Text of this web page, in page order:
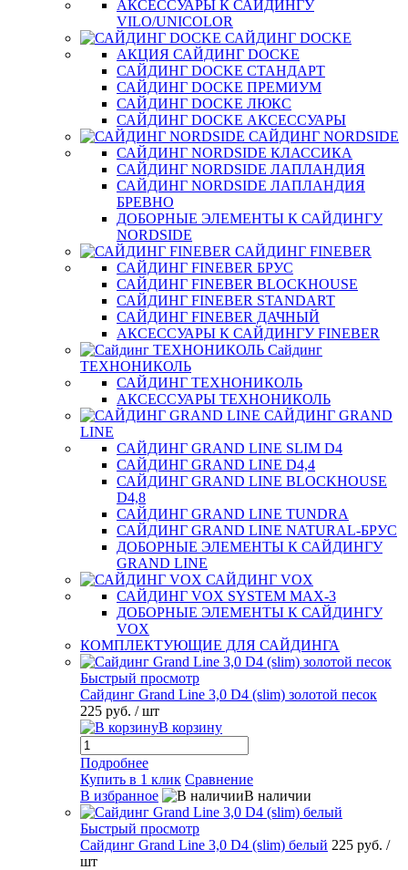
АКСЕССУАРЫ К САЙДИНГУ
VILO/UNICOLOR
САЙДИНГ DOCKE
АКЦИЯ САЙДИНГ DOCKE
САЙДИНГ DOCKE СТАНДАРТ
САЙДИНГ DOCKE ПРЕМИУМ
САЙДИНГ DOCKE ЛЮКС
САЙДИНГ DOCKE АКСЕССУАРЫ
САЙДИНГ NORDSIDE
САЙДИНГ NORDSIDE КЛАССИКА
САЙДИНГ NORDSIDE ЛАПЛАНДИЯ
САЙДИНГ NORDSIDE ЛАПЛАНДИЯ
БРЕВНО
ДОБОРНЫЕ ЭЛЕМЕНТЫ К САЙДИНГУ
NORDSIDE
САЙДИНГ FINEBER
САЙДИНГ FINEBER БРУС
САЙДИНГ FINEBER BLOCKHOUSE
САЙДИНГ FINEBER STANDART
САЙДИНГ FINEBER ДАЧНЫЙ
АКСЕССУАРЫ К САЙДИНГУ FINEBER
Сайдинг
ТЕХНОНИКОЛЬ
САЙДИНГ ТЕХНОНИКОЛЬ
АКСЕССУАРЫ ТЕХНОНИКОЛЬ
САЙДИНГ GRAND
LINE
САЙДИНГ GRAND LINE SLIM D4
САЙДИНГ GRAND LINE D4,4
САЙДИНГ GRAND LINE BLOCKHOUSE
D4,8
САЙДИНГ GRAND LINE TUNDRA
САЙДИНГ GRAND LINE NATURAL-БРУС
ДОБОРНЫЕ ЭЛЕМЕНТЫ К САЙДИНГУ
GRAND LINE
САЙДИНГ VOX
САЙДИНГ VOX SYSTEM MAX-3
ДОБОРНЫЕ ЭЛЕМЕНТЫ К САЙДИНГУ
VOX
КОМПЛЕКТУЮЩИЕ ДЛЯ САЙДИНГА
Быстрый просмотр
Сайдинг Grand Line 3,0 D4 (slim) золотой песок
225 руб. / шт
В корзину
Подробнее
Купить в 1 клик Сравнение
В избранное
В наличии
Быстрый просмотр
Сайдинг Grand Line 3,0 D4 (slim) белый 225 руб. /
шт